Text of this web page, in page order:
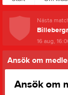
Nästa
16 aug,
Ansök om
Ansök om